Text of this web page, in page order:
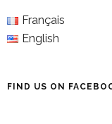
Français
English
FIND US ON